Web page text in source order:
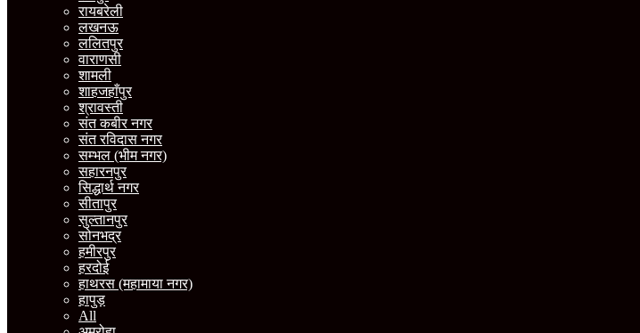
रायबरेली
लखनऊ
ललितपुर
वाराणसी
शामली
शाहजहाँपुर
श्रावस्ती
संत कबीर नगर
संत रविदास नगर
सम्भल (भीम नगर)
सहारनपुर
सिद्धार्थ नगर
सीतापुर
सुल्तानपुर
सोनभद्र
हमीरपुर
हरदोई
हाथरस (महामाया नगर)
हापुड़
All